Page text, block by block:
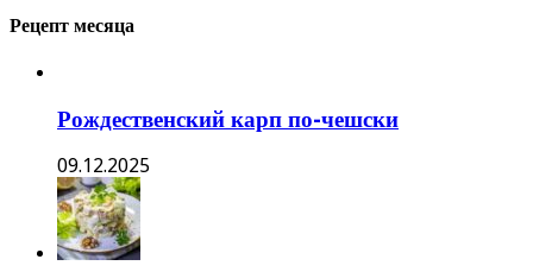
Рецепт месяца
Рождественский карп по-чешски
09.12.2025